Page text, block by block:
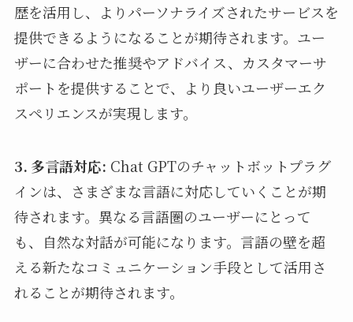
歴を活用し、よりパーソナライズされたサービスを
提供できるようになることが期待されます。ユー
ザーに合わせた推奨やアドバイス、カスタマーサ
ポートを提供することで、より良いユーザーエク
スペリエンスが実現します。
3. 多言語対応: Chat GPTのチャットボットプラグ
インは、さまざまな言語に対応していくことが期
待されます。異なる言語圏のユーザーにとって
も、自然な対話が可能になります。言語の壁を超
える新たなコミュニケーション手段として活用さ
れることが期待されます。